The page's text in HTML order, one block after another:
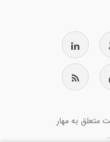
متعلق به مهار